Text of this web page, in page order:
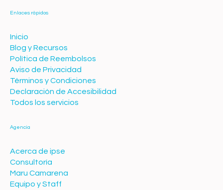
Enlaces rápidos
Inicio
Blog y Recursos
Política de Reembolsos
Aviso de Privacidad
Términos y Condiciones
Declaración de Accesibilidad
Todos los servicios
Agencia
Acerca de ipse
Consultoría
Maru Camarena
Equipo y Staff